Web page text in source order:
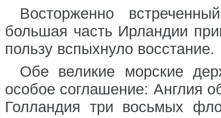
Восторженно
большая часть Ирландии
пользу вспыхнуло восстание.
Обе великие морские
особое соглашение: Англия
Голландия три восьмых